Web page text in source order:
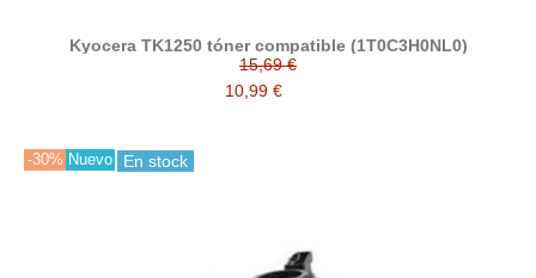
Kyocera TK1250 tóner compatible (1T0C3H0NL0)
15,69 €
10,99 €
-30% Nuevo En stock